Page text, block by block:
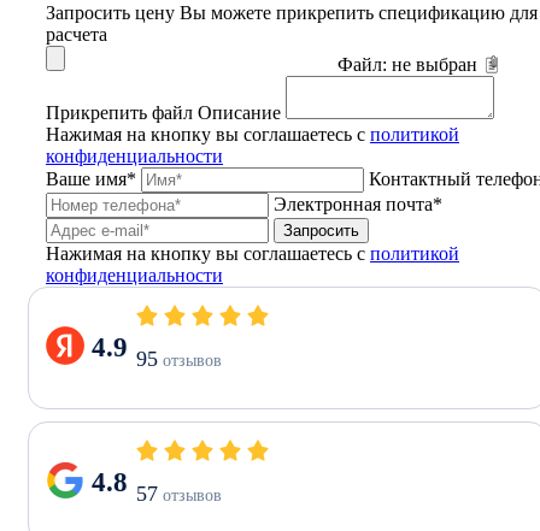
Запросить цену Вы можете прикрепить спецификацию для
расчета
Файл: не выбран
Прикрепить файл Описание
Нажимая на кнопку вы соглашаетесь с политикой
конфиденциальности
Ваше имя*
Контактный
Электронная почта*
Запросить
Нажимая на кнопку вы соглашаетесь с политикой
конфиденциальности
4.9 95 отзывов
4.8 57 отзывов